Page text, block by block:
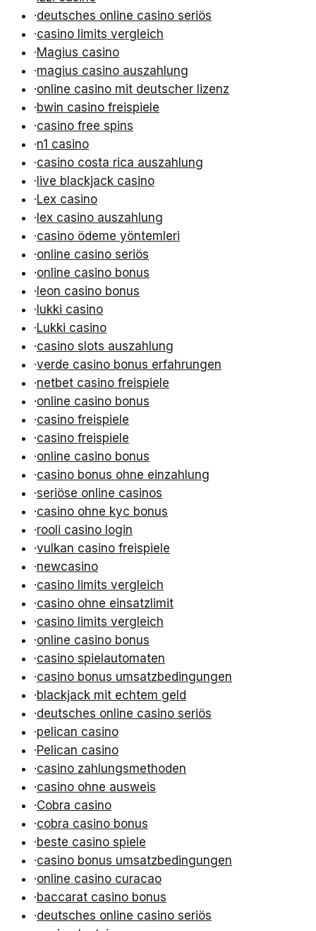
·deutsches online casino seriös
·casino limits vergleich
·Magius casino
·magius casino auszahlung
·online casino mit deutscher lizenz
·bwin casino freispiele
·casino free spins
·n1 casino
·casino costa rica auszahlung
· live blackjack casino
·Lex casino
· lex casino auszahlung
·casino ödeme yöntemleri
·online casino seriös
·online casino bonus
· leon casino bonus
· lukki casino
·Lukki casino
·casino slots auszahlung
·verde casino bonus erfahrungen
·netbet casino freispiele
·online casino bonus
·casino freispiele
·casino freispiele
·online casino bonus
·casino bonus ohne einzahlung
·seriöse online casinos
·casino ohne kyc bonus
·rooli casino login
·vulkan casino freispiele
·newcasino
·casino limits vergleich
·casino ohne einsatzlimit
·casino limits vergleich
·online casino bonus
·casino spielautomaten
·casino bonus umsatzbedingungen
·blackjack mit echtem geld
·deutsches online casino seriös
·pelican casino
·Pelican casino
·casino zahlungsmethoden
·casino ohne ausweis
·Cobra casino
·cobra casino bonus
·beste casino spiele
·casino bonus umsatzbedingungen
·online casino curacao
·baccarat casino bonus
·deutsches online casino seriös